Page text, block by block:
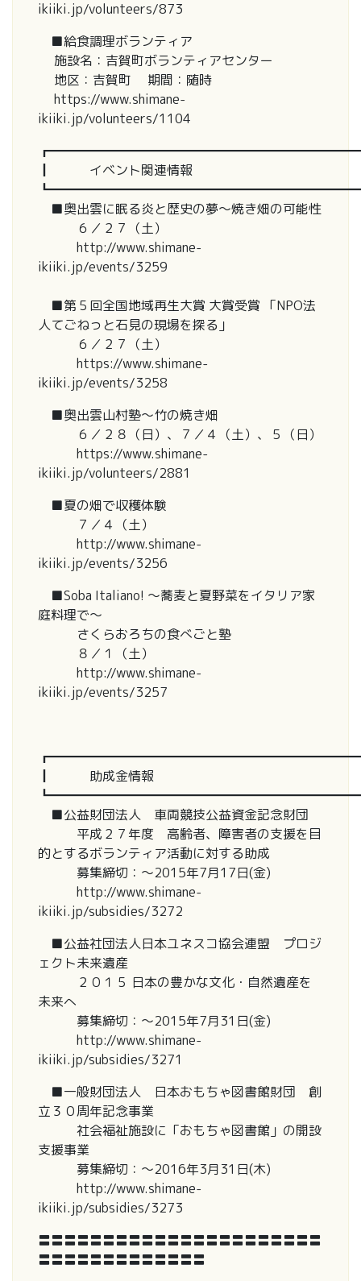
ikiiki.jp/volunteers/873
■給食調理ボランティア
施設名：吉賀町ボランティアセンター
地区：吉賀町 期間：随時
https://www.shimane-
ikiiki.jp/volunteers/1104
┃ イベント関連情報
■奥出雲に眠る炎と歴史の夢〜焼き畑の可能性
６／２７（土）
http://www.shimane-
ikiiki.jp/events/3259
■第５回全国地域再生大賞 大賞受賞 「NPO法
人てごねっと石見の現場を探る」
６／２７（土）
https://www.shimane-
ikiiki.jp/events/3258
■奥出雲山村塾〜竹の焼き畑
６／２８（日）、７／４（土）、５（日）
https://www.shimane-
ikiiki.jp/volunteers/2881
■夏の畑で収穫体験
７／４（土）
http://www.shimane-
ikiiki.jp/events/3256
■Soba Italiano! 〜蕎麦と夏野菜をイタリア家
庭料理で〜
さくらおろちの食べごと塾
８／１（土）
http://www.shimane-
ikiiki.jp/events/3257
┃ 助成金情報
■公益財団法人 車両競技公益資金記念財団
平成２７年度 高齢者、障害者の支援を目
的とするボランティア活動に対する助成
募集締切：～2015年7月17日(金)
http://www.shimane-
ikiiki.jp/subsidies/3272
■公益社団法人日本ユネスコ協会連盟 プロジ
ェクト未来遺産
２０１５ 日本の豊かな文化・自然遺産を
未来へ
募集締切：～2015年7月31日(金)
http://www.shimane-
ikiiki.jp/subsidies/3271
■一般財団法人 日本おもちゃ図書館財団 創
立３０周年記念事業
社会福祉施設に「おもちゃ図書館」の開設
支援事業
募集締切：～2016年3月31日(木)
http://www.shimane-
ikiiki.jp/subsidies/3273
〓〓〓〓〓〓〓〓〓〓〓〓〓〓〓〓〓〓〓〓〓〓
〓〓〓〓〓〓〓〓〓〓〓〓〓